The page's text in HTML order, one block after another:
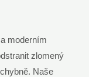
moderním
zlomený
Naše